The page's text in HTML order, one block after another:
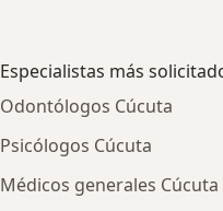
Especialistas más
Odontólogos Cúcuta
Psicólogos Cúcuta
Médicos generales Cúcuta